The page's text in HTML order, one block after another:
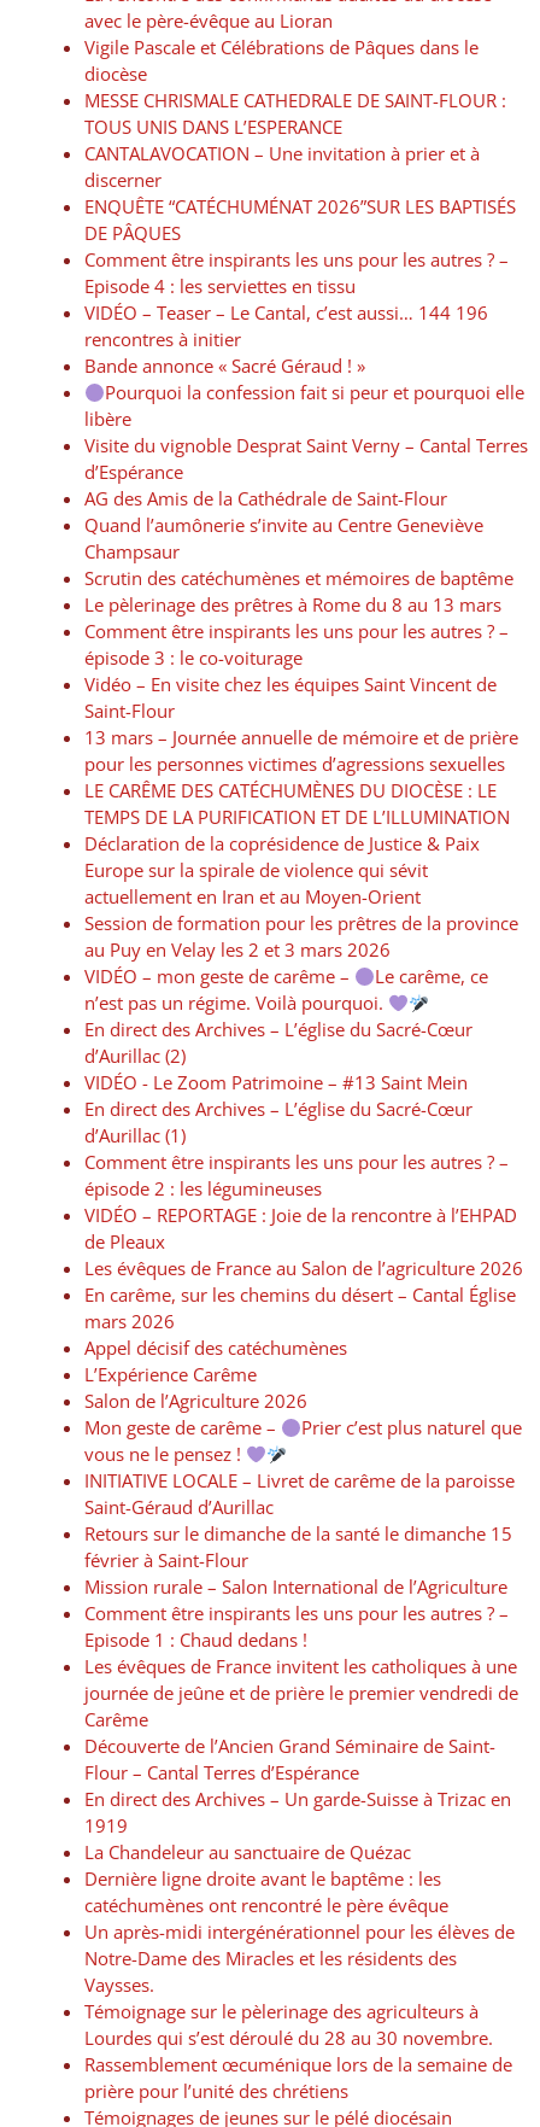
avec le père-évêque au Lioran
Vigile Pascale et Célébrations de Pâques dans le
diocèse
MESSE CHRISMALE CATHEDRALE DE SAINT-FLOUR :
TOUS UNIS DANS L’ESPERANCE
CANTALAVOCATION – Une invitation à prier et à
discerner
ENQUÊTE “CATÉCHUMÉNAT 2026”SUR LES BAPTISÉS
DE PÂQUES
Comment être inspirants les uns pour les autres ? –
Episode 4 : les serviettes en tissu
VIDÉO – Teaser – Le Cantal, c’est aussi… 144 196
rencontres à initier
Bande annonce « Sacré Géraud ! »
Pourquoi la confession fait si peur et pourquoi elle
libère
Visite du vignoble Desprat Saint Verny – Cantal Terres
d’Espérance
AG des Amis de la Cathédrale de Saint-Flour
Quand l’aumônerie s’invite au Centre Geneviève
Champsaur
Scrutin des catéchumènes et mémoires de baptême
Le pèlerinage des prêtres à Rome du 8 au 13 mars
Comment être inspirants les uns pour les autres ? –
épisode 3 : le co-voiturage
Vidéo – En visite chez les équipes Saint Vincent de
Saint-Flour
13 mars – Journée annuelle de mémoire et de prière
pour les personnes victimes d’agressions sexuelles
LE CARÊME DES CATÉCHUMÈNES DU DIOCÈSE : LE
TEMPS DE LA PURIFICATION ET DE L’ILLUMINATION
Déclaration de la coprésidence de Justice & Paix
Europe sur la spirale de violence qui sévit
actuellement en Iran et au Moyen-Orient
Session de formation pour les prêtres de la province
au Puy en Velay les 2 et 3 mars 2026
VIDÉO – mon geste de carême –
Le carême, ce
n’est pas un régime. Voilà pourquoi.
En direct des Archives – L’église du Sacré-Cœur
d’Aurillac (2)
VIDÉO -​​ Le Zoom Patrimoine – #13 Saint Mein
En direct des Archives – L’église du Sacré-Cœur
d’Aurillac (1)
Comment être inspirants les uns pour les autres ? –
épisode 2 : les légumineuses
VIDÉO – REPORTAGE : Joie de la rencontre à l’EHPAD
de Pleaux
Les évêques de France au Salon de l’agriculture 2026
En carême, sur les chemins du désert – Cantal Église
mars 2026
Appel décisif des catéchumènes
L’Expérience Carême
Salon de l’Agriculture 2026
Mon geste de carême –
Prier c’est plus naturel que
vous ne le pensez !
INITIATIVE LOCALE – Livret de carême de la paroisse
Saint-Géraud d’Aurillac
Retours sur le dimanche de la santé le dimanche 15
février à Saint-Flour
Mission rurale – Salon International de l’Agriculture
Comment être inspirants les uns pour les autres ? –
Episode 1 : Chaud dedans !
Les évêques de France invitent les catholiques à une
journée de jeûne et de prière le premier vendredi de
Carême
Découverte de l’Ancien Grand Séminaire de Saint-
Flour – Cantal Terres d’Espérance
En direct des Archives – Un garde-Suisse à Trizac en
1919
La Chandeleur au sanctuaire de Quézac
Dernière ligne droite avant le baptême : les
catéchumènes ont rencontré le père évêque
Un après-midi intergénérationnel pour les élèves de
Notre-Dame des Miracles et les résidents des
Vaysses.
Témoignage sur le pèlerinage des agriculteurs à
Lourdes qui s’est déroulé du 28 au 30 novembre.
Rassemblement œcuménique lors de la semaine de
prière pour l’unité des chrétiens
Témoignages de jeunes sur le pélé diocésain